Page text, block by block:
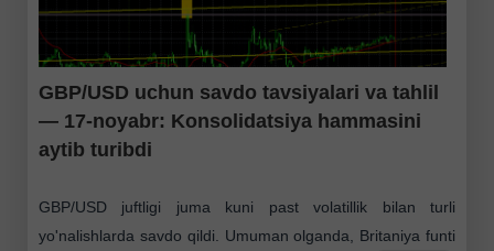
GBP/USD uchun savdo tavsiyalari va tahlil
— 17-noyabr: Konsolidatsiya hammasini
aytib turibdi
GBP/USD juftligi juma kuni past volatillik bilan turli
yo'nalishlarda savdo qildi. Umuman olganda, Britaniya funti